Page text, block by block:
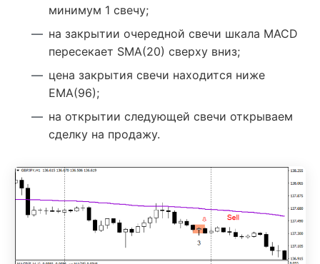
минимум 1 свечу;
на закрытии очередной свечи шкала MACD
пересекает SMA(20) сверху вниз;
цена закрытия свечи находится ниже
ЕМА(96);
на открытии следующей свечи открываем
сделку на продажу.